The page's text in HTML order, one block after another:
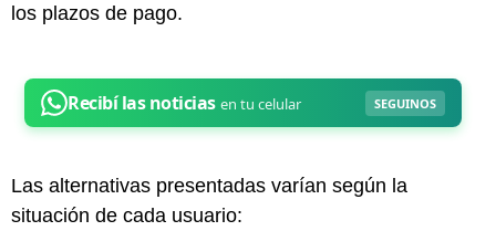
los plazos de pago.
Las alternativas presentadas varían según la
situación de cada usuario: